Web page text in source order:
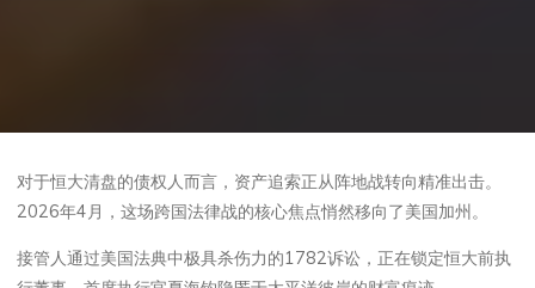
对于恒大清盘的债权人而言，资产追索正从阵地战转向精准出击。
2026年4月，这场跨国法律战的核心焦点悄然移向了美国加州。
接管人通过美国法典中极具杀伤力的1782诉讼，正在锁定恒大前执